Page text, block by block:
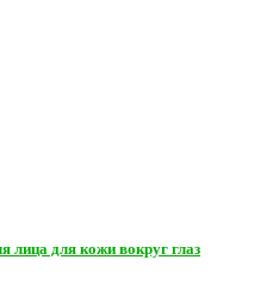
лица для кожи вокруг глаз